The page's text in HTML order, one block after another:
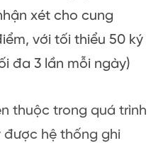
xét cho cung
với tối thiểu 50 ký
đa 3 lần mỗi ngày)
thuộc trong quá trình
được hệ thống ghi